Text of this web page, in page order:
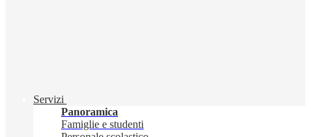
Servizi
Panoramica
Famiglie e studenti